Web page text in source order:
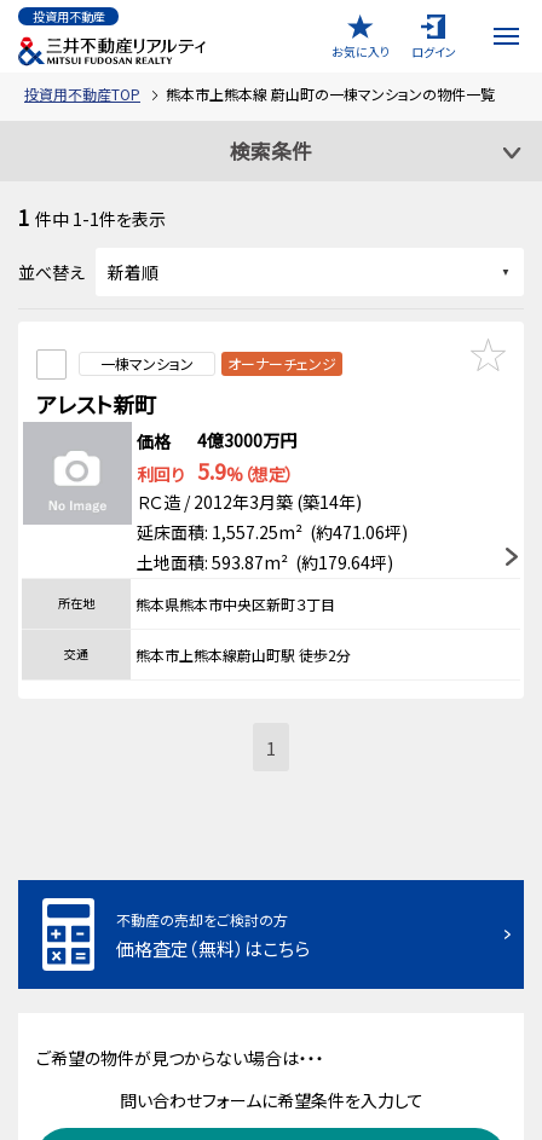
投資用不動産
お気に入り
ログイン
投資用不動産TOP 熊本市上熊本線 蔚山町の一棟マンションの物件一覧
検索条件
1 件中 1-1件を表示
並べ替え
一棟マンション オーナーチェンジ
アレスト新町
価格
4億3000万円
利回り 5.9%（想定）
ＲＣ造 / 2012年3月築 (築14年)
延床面積: 1,557.25m² (約471.06坪)
土地面積: 593.87m² (約179.64坪)
所在地 熊本県熊本市中央区新町３丁目
交通 熊本市上熊本線蔚山町駅 徒歩2分
1
不動産の売却をご検討の方
価格査定（無料）はこちら
ご希望の物件が見つからない場合は・・・
問い合わせフォームに希望条件を入力して